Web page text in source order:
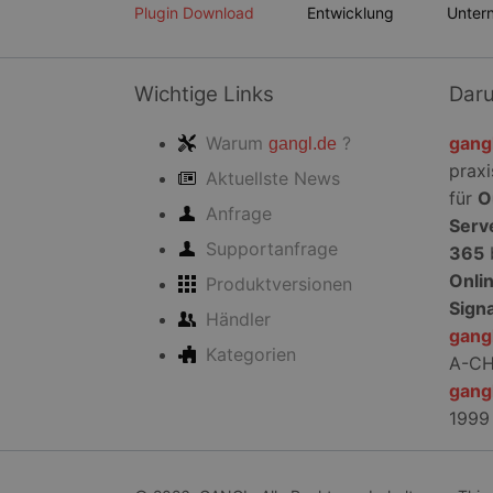
Plugin Download Entwicklung
Wichtige Links
Warum gangl.de ?
Aktuellste News
Anfrage
Supportanfrage
Produktversionen
Händler
Kategorien
für
365
A-CH
1999
Unbedingt
_tt_enable_cookie